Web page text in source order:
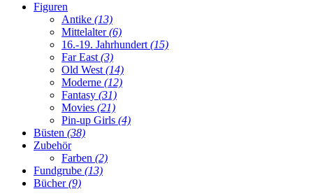
Figuren
Antike (13)
Mittelalter(6)
16.-19. Jahrhundert (15)
Far East (3)
Old West (14)
Moderne (12)
Fantasy (31)
Movies (21)
Pin-up Girls (4)
Büsten (38)
Zubehör
Farben (2)
Fundgrube (13)
Bücher(9)